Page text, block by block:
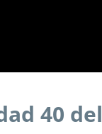
40 del